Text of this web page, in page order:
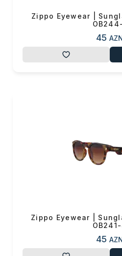
Zippo Eyewear |
45
Zippo Eyewear |
45